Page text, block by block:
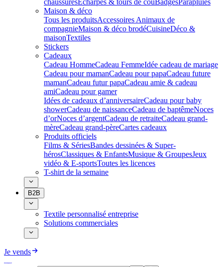
chaussuresÉcharpes & tours de couBadgesParapluies
Maison & déco
Tous les produitsAccessoires Animaux de
compagnieMaison & déco brodéCuisineDéco &
maisonTextiles
Stickers
Cadeaux
Cadeau HommeCadeau FemmeIdée cadeau de mariage​
Cadeau pour mamanCadeau pour papaCadeau future
mamanCadeau futur papaCadeau amie & cadeau
amiCadeau pour gamer
Idées de cadeaux d’anniversaireCadeau pour baby
showerCadeau de naissanceCadeau de baptêmeNoces
d’orNoces d’argentCadeau de retraiteCadeau grand-
mèreCadeau grand-pèreCartes cadeaux
Produits officiels
Films & SériesBandes dessinées & Super-
hérosClassiques & EnfantsMusique & GroupesJeux
vidéo & E-sportsToutes les licences
T-shirt de la semaine
B2B
Textile personnalisé entreprise
Solutions commerciales
Je vends